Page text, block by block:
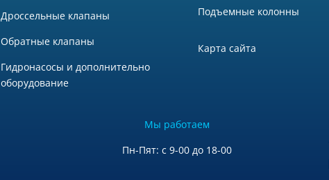
Дроссельные клапаны
Обратные клапаны
Гидронасосы и дополнительно
оборудование
Подъемные колонны
Карта сайта
Мы работаем
Пн-Пят: с 9-00 до 18-00